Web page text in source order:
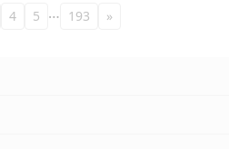
4 5 … 193 »